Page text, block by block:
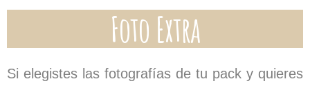
Foto Extra
Si elegistes las fotografías de tu pack y quieres